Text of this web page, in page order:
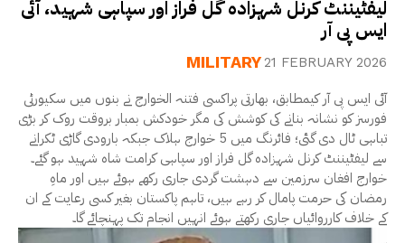
لیفٹیننٹ کرنل شہزادہ گل فراز اور سپاہی شہید، آئی
ایس پی آر
MILITARY21 FEBRUARY 2026
آئی ایس پی آر کیمطابق، بھارتی پراکسی فتنہ الخوارج نے بنوں میں سکیورٹی
فورسز کو نشانہ بنانے کی کوشش کی مگر خودکش بمبار بروقت روک کر بڑی
تباہی ٹال دی گئی؛ فائرنگ میں 5 خوارج ہلاک جبکہ بارودی گاڑی ٹکرانے
سے لیفٹیننٹ کرنل شہزادہ گل فراز اور سپاہی کرامت شاہ شہید ہو گئے۔
خوارج افغان سرزمین سے دہشت گردی جاری رکھے ہوئے ہیں اور ماہِ
رمضان کی حرمت پامال کر رہے ہیں، تاہم پاکستان بغیر کسی رعایت کے ان
کے خلاف کارروائیاں جاری رکھتے ہوئے انہیں انجام تک پہنچائے گا۔